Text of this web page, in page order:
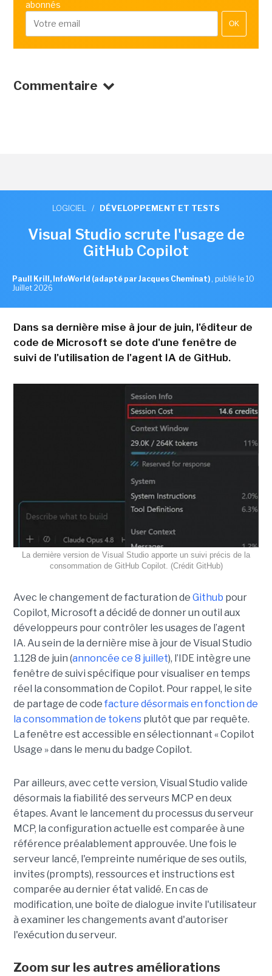
abonnés
OK
Commentaire
LOGICIEL / DÉVELOPPEMENT ET TESTS
Visual Studio scrute l'usage de
GitHub Copilot
Paull Krill, InfoWorld (adapté par Jacques Cheminat) , publié le 10
Juillet 2026
Dans sa dernière mise à jour de juin, l'éditeur de
code de Microsoft se dote d'une fenêtre de
suivi de l'utilisation de l'agent IA de GitHub.
La dernière version de Visual Studio apporte un suivi précis de la
consommation de GitHub Copilot. (Crédit GitHub)
Avec le changement de facturation de Github pour
Copilot, Microsoft a décidé de donner un outil aux
développeurs pour contrôler les usages de l’agent
IA. Au sein de la dernière mise à jour de Visual Studio
1.128 de juin (annoncée ce 8 juillet), l’IDE intègre une
fenêtre de suivi spécifique pour visualiser en temps
réel la consommation de Copilot. Pour rappel, le site
de partage de code facture désormais en fonction de
la consommation de tokens plutôt que par requête.
La fenêtre est accessible en sélectionnant « Copilot
Usage » dans le menu du badge Copilot.
Par ailleurs, avec cette version, Visual Studio valide
désormais la fiabilité des serveurs MCP en deux
étapes. Avant le lancement du processus du serveur
MCP, la configuration actuelle est comparée à une
référence préalablement approuvée. Une fois le
serveur lancé, l'empreinte numérique de ses outils,
invites (prompts), ressources et instructions est
comparée au dernier état validé. En cas de
modification, une boîte de dialogue invite l'utilisateur
à examiner les changements avant d'autoriser
l'exécution du serveur.
Zoom sur les autres améliorations